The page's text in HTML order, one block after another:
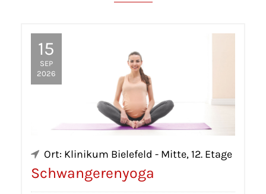
15
SEP
2026
Ort: Klinikum Bielefeld - Mitte, 12. Etage
Schwangerenyoga